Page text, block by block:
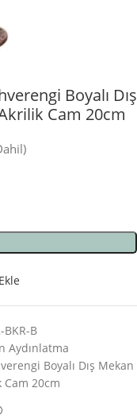
Boyalı Dış
Cam 20cm
BKR-B
Aydınlatma
Boyalı Dış Mekan
Cam 20cm